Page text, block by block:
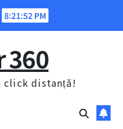
8:21:53 PM
360
click distanță!